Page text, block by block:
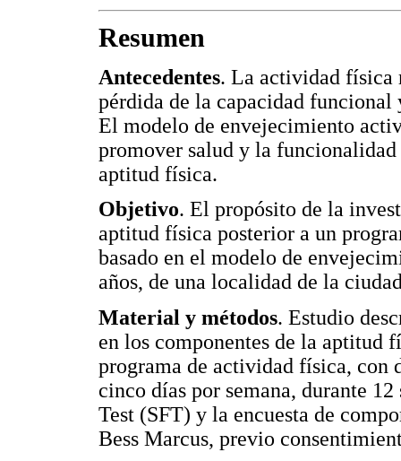
Resumen
Antecedentes. La actividad física
pérdida de la capacidad
El modelo de envejecimiento
promover salud y la
aptitud física.
Objetivo. El propósito de la
aptitud física posterior a un
basado en el modelo de
años, de una localidad de la
Material y métodos. Estudio
en los componentes de la aptitud
programa de actividad física, con
cinco días por semana, durante
Test (SFT) y la encuesta de
Bess Marcus, previo